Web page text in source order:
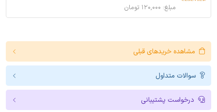
مبلغ: ۱۲۰,۰۰۰ تومان
مشاهده خریدهای قبلی
سوالات متداول
درخواست پشتیبانی